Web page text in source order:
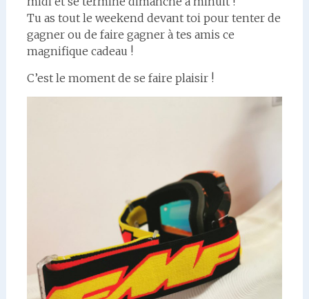
Tu as tout le weekend devant toi pour tenter de
gagner ou de faire gagner à tes amis ce
magnifique cadeau !
C’est le moment de se faire plaisir !